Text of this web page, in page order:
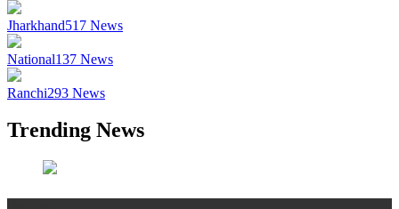
Jharkhand517 News
National137 News
Ranchi293 News
Trending News